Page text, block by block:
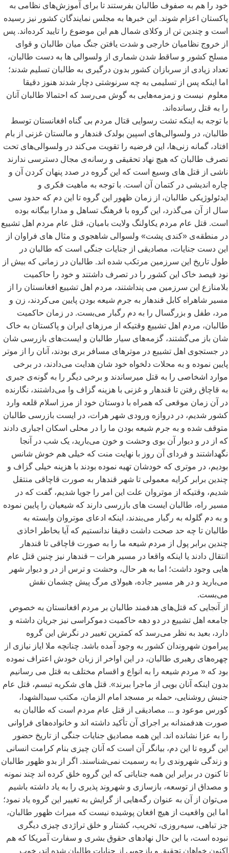
خود را هم به صفوف طالبان بفرستند تا برای آموزشهای نظامی به
پاکستان اعزام شوند. این خبرها به مجلس نمایندگان کشور نیز رسیده
است و چندین تن از وکلای شمال هم این موضوع را تایید کرده اند. پس
از خروج نظامیان خارجی و شدت یافتن جنگ میان طالبان و قوای
مسلح کشور و ساقط شدن شماری از ولسوالی ها به دست طالبان،
تعداد زیادی از سربازان کشور بدون درگیری به طالبان تسلیم شدند؛
اما اینکه پس از تسلیمی به چه سرنوشتی دچار شدند هنوز دقیقا
معلوم نیست و زمزمههایی به گوش میرسد که احتمالا طالبان آنان
را به قتل رسانده اند.
با توجه به اینکه تشت رسوایی قتال مردم بی گناه افغانستان توسط
طالبان، در ولسوالیهای اسپین بولدک قندهار و مالستان غزنی از بام
افتاد، گمانه زنیها، این فرضیه را تقویت میکند در ولسوالیهای تحت
تصرف طالبان که هیچ نهاد تحقیقی و رسانهی مجال دسترسی ندارند
ناشی از قتل های وسیع است که این گروه در صدد پنهان کردن آن و
چاره اندیشی در کتمان آن است. با توجه به ماهیت فکری و
ایدئولوژیکی طالبان، از زمان ظهور این گروه تا این دم که حدود سی
سال از آن میگذرد، این گروه با فرهنگ تساهل و مدارا بیگانه بوده
است. قتل عام مردم یکاولنگ ولایت بامیان، قتل عام مردم اهل تشییع
در منطقهی «کندی پشت» ولسوالی شاهجوی و مثال های فراوان از
این دست جنایات، مصادیقی از جنایات جنگی است که طالبان در
طول تاریخ این سرزمین مرتکب شده اند. طالبان در زمانی که بیش از
نود فیصد خاک این کشور را در تصرف داشتند و خود را حاکمیت
بلامنازع این سرزمین می پنداشتند، مردم اهل تشییع افغانستان را از
مسیر شاهراه کابل قندهار به جرم شیعه بودن پایین میکردند، زن و
مرد، طفل و بزرگسال را به دم رگبار میبست. در زمان حاکمیت
طالبان، مردم اهل تشییع وقتیکه از مرزهای ایران و پاکستان به خاک
شان باز میگشتند، گزمههای سیار طالبان و ایستهای بازرسی شان
در جستجوی اهل تشییع در موترهای مسافر بری بودند، آنان را از موتر
پایین نموده و به محلات دلخواه خود شان هدایت میدادند، در برخی
موارد اشخاصی را به قتل میرساندند و برخی دیگر را به گونهی جبری
به قاچاق رفتن تا قندهار و غزنی با هزینه گزاف وا میداشتند، نگارنده
در آن زمان موقعی که همراه با دوستان خود از مرز اسلام قلعه وارد
کشور شدیم، در دروازه ورودی شهر هرات، در ایست بازرسی طالبان
متوقف شده و به جرم شیعه بودن ما را در محلی اسکان اجباری دادند
که از در و دیوار آن بوی وحشت و خون میبارید، یک شب در آنجا
نگهداشتند و فردای آن روز با نهایت منت که خیلی هم خوش شانس
بودیم، در موتری که خودشان تهیه نموده بودند با هزینه خیلی گزاف و
چندین برابر کرایه معمولی تا شهر قندهار به صورت قاچاقی منتقل
شدیم، وقتیکه از موتروان علت این امر را جویا شدیم، گفت که در
مسیر راه، طالبان ایست های بازرسی دارند که شیعیان را پایین نموده
و به دم گلوله به رگبار میبندند، اینکه ادعای موتروان وابسته به
طالبان تا چه حد صحت داشت دقیقا ندانستیم که آیا بخاطر اخاذی
چندین برابر پول از مردم شیعه ما را به صورت قاچاقی تا قندهار
انتقال دادند یا اینکه واقعا در مسیر هرات – قندهار نیز چنین قتل عام
هایی وجود داشت؛ اما به هر حال، وحشت و ترس از در و دیوار شهر
میبارید و در هر مسیر جاده، هیولای مرگ پیش چشمان نقش
میبست.
از آنجایی که قتلهای هدفمند طالبان بر مردم افغانستان به خصوص
جامعه اهل تشییع در دو دهه حاکمیت دموکراسی نیز جریان داشته و
دارد، بعید به نظر میرسد که کمترین تغییر در نگرش این گروه
پیرامون شهروندان کشور به وجود آمده باشد. چنانچه ملا ایاز نیازی از
چهرههای رهبری طالبان، در این اواخر از زبان خودش اعتراف نموده
بود که « مردم شیعه را به انواع و اقسام مختلف به قتل می رسانیم
بدون اینکه آنان بویی از ماجرا ببرند». قتل های شکریه تبسم، قتل عام
جنبش روشنایی، حمله بر مسجد امام الزمان، مکتب سیدالشهدا،
کورس موعود و ... مصادیقی از قتل عام مردم است که طالبان به
صورت هدفمندانه بر اجرای آن تأکید داشته اند و خانوادههای فراوانی
را به عزا نشانده اند. این همه مصادیق جنایات جنگی از تاریخ حضور
این گروه تا این دم، بیانگر آن است که آنان چیزی بنام کرامت انسانی
و زندگی شهروندی را به رسمیت نمیشناسند. اگر از بدو ظهور طالبان
تا کنون در برابر این همه جنایاتی که این گروه خلق کرده اند چند نمونه
و مصداق از توسعه، بازسازی و شهروند پذیری را به یاد داشته باشیم
میتوان از آن به عنوان رگههایی از گرایش به تغییر این گروه یاد نمود؛
اما این واقعیت از هیچ افغان پوشیده نیست که میراث ظهور طالبان،
جز تباهی، سیهروزی، تخریب، کشتار و خلق تراژدی چیزی دیگری
نبوده است، با این حال نهادهای حقوق بشری و سفارت آمریکا که هم
اکنون خواهان تحقیق و بازجویی از جنایات طالبان شده اند، خوب